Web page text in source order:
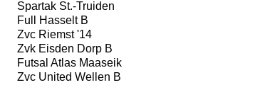
Spartak St.-Truiden
Full Hasselt B
Zvc Riemst '14
Zvk Eisden Dorp B
Futsal Atlas Maaseik
Zvc United Wellen B